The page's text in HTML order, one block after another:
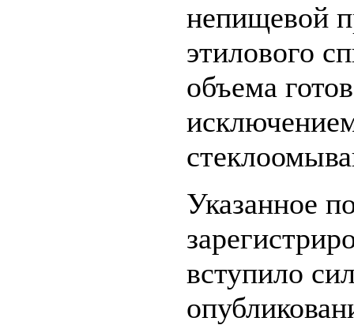
непищевой
этилового
объема
Указанное
вступило